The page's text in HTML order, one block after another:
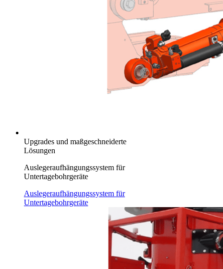
Upgrades und maßgeschneiderte
Lösungen
Auslegeraufhängungssystem für
Untertagebohrgeräte
Auslegeraufhängungssystem für
Untertagebohrgeräte